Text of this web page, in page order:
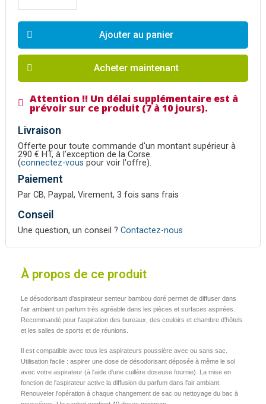
Ajouter au panier
Acheter maintenant
Attention !! Un délai supplémentaire est à
prévoir sur ce produit (7 à 10 jours).
Livraison
Offerte pour toute commande d'un montant supérieur à
290 € HT, à l'exception de la Corse.
(connectez-vous pour voir l'offre).
Paiement
Par CB, Paypal, Virement, 3 fois sans frais
Conseil
Une question, un conseil ? Contactez-nous
À propos de ce produit
Le désodorisant d'aspirateur senteur bambou doré permet de diffuser dans
l'air ambiant un parfum très agréable dans les pièces et surfaces aspirées.
Recommandé pour l'aspiration des bureaux, des couloirs et chambre d'hôtels
et les salles de sports et de réunions.
Il est compatible avec tous les aspirateurs poussière avec ou sans sac.
Utilisation facile : aspirer une dose de désodorisant déposée à même le sol
avec votre aspirateur (à l'aide d'une cuillère doseuse fournie). La mise en
fonction de l'aspirateur active la diffusion du parfum dans l'air ambiant.
Renouveler l'opération à chaque changement de sac ou nettoyage du bac à